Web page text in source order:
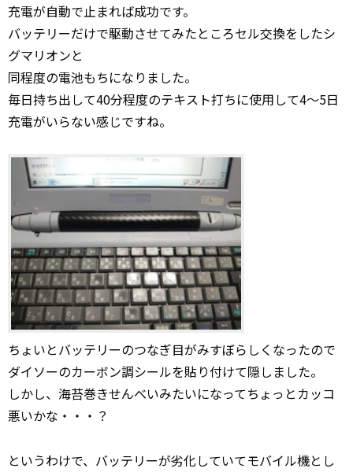
充電が自動で止まれば成功です。
バッテリーだけで駆動させてみたところセル交換をしたシ
グマリオンと
同程度の電池もちになりました。
毎日持ち出して40分程度のテキスト打ちに使用して4～5日
充電がいらない感じですね。
ちょいとバッテリーのつなぎ目がみすぼらしくなったので
ダイソーのカーボン調シールを貼り付けて隠しました。
しかし、海苔巻きせんべいみたいになってちょっとカッコ
悪いかな・・・？
というわけで、バッテリーが劣化していてモバイル機とし